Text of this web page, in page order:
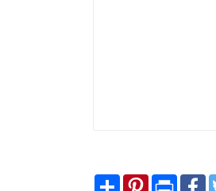
Share PinterestPrint